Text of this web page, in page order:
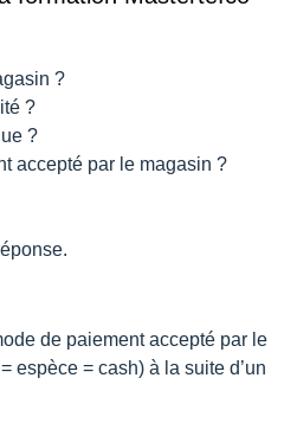
?
?
?
accepté par le magasin ?
de paiement accepté par le
espèce = cash) à la suite d’un